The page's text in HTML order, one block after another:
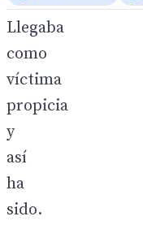
Llegaba
como
víctima
propicia
y
así
ha
sido.